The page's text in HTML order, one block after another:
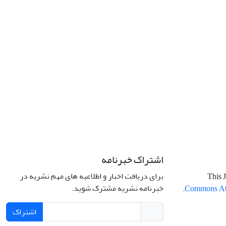
This
Commons
.
اشتراک خبرنامه
برای دریافت اخبار و اطلاعیه های مهم نشریه در
خبرنامه نشریه مشترک شوید.
اشتراک